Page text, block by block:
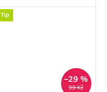
Tip
99 Kč
–29 %